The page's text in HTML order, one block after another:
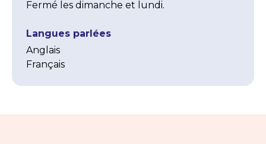
Fermé les dimanche et lundi.
Langues parlées
Anglais
Français